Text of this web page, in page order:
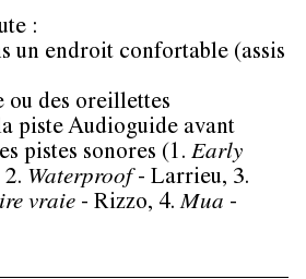
:
un endroit confortable (assis
ou des oreillettes
piste Audioguide avant
pistes sonores (1. Early
Waterproof- Larrieu, 3.
vraie - Rizzo, 4.Mua -